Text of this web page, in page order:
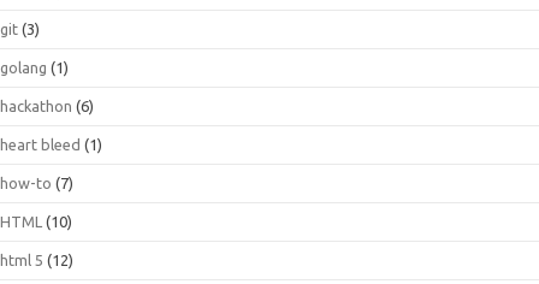
git (3)
golang (1)
hackathon (6)
heart bleed (1)
how-to (7)
HTML (10)
html 5 (12)